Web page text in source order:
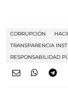
CORRUPCIÓN
TRANSPARENCIA
RESPONSABILIDAD